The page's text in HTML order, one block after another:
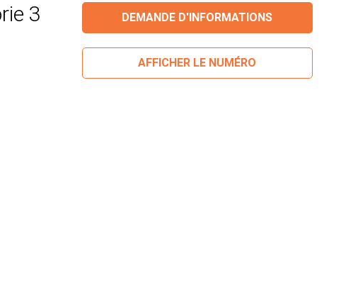
3 DEMANDE D'INFORMATIONS
AFFICHER LE NUMÉRO